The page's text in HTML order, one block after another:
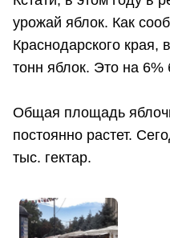
урожай яблок. Как
Краснодарского края,
тонн яблок. Это на
Общая площадь
постоянно растет.
тыс. гектар.